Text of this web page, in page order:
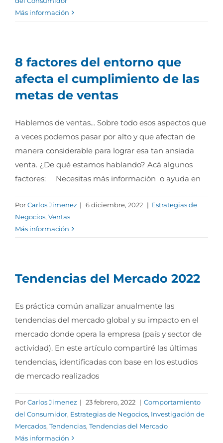
Más información
8 factores del entorno que
afecta el cumplimiento de las
metas de ventas
Hablemos de ventas... Sobre todo esos aspectos que
a veces podemos pasar por alto y que afectan de
manera considerable para lograr esa tan ansiada
venta. ¿De qué estamos hablando? Acá algunos
factores: Necesitas más información o ayuda en
PorCarlos Jimenez | 6 diciembre, 2022 | Estrategias de
Negocios, Ventas
Más información
Tendencias del Mercado 2022
Es práctica común analizar anualmente las
tendencias del mercado global y su impacto en el
mercado donde opera la empresa (país y sector de
actividad). En este artículo compartiré las últimas
tendencias, identificadas con base en los estudios
de mercado realizados
PorCarlos Jimenez | 23 febrero, 2022 | Comportamiento
del Consumidor, Estrategias de Negocios, Investigación de
Mercados, Tendencias, Tendencias del Mercado
Más información